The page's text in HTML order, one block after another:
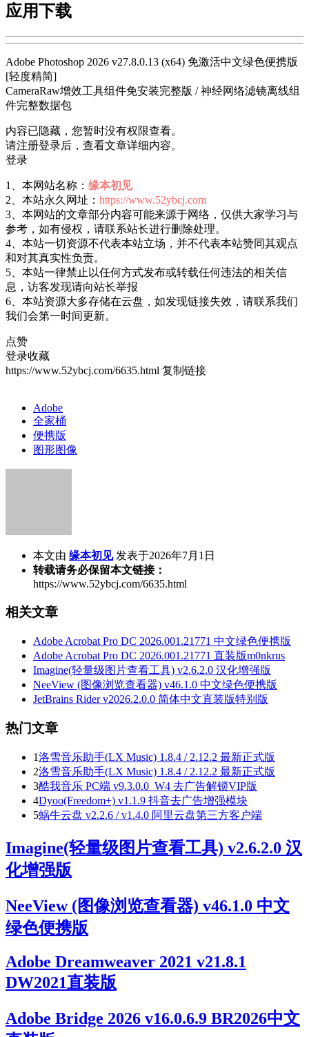
应用下载
Adobe Photoshop 2026 v27.8.0.13 (x64) 免激活中文绿色便携版
[轻度精简]
CameraRaw增效工具组件免安装完整版 / 神经网络滤镜离线组
件完整数据包
内容已隐藏，您暂时没有权限查看。
请注册登录后，查看文章详细内容。
登录
1、本网站名称： 缘本初见
2、本站永久网址： https://www.52ybcj.com
3、本网站的文章部分内容可能来源于网络，仅供大家学习与
参考，如有侵权，请联系站长进行删除处理。
4、本站一切资源不代表本站立场，并不代表本站赞同其观点
和对其真实性负责。
5、本站一律禁止以任何方式发布或转载任何违法的相关信
息，访客发现请向站长举报
6、本站资源大多存储在云盘，如发现链接失效，请联系我们
我们会第一时间更新。
点赞
登录收藏
https://www.52ybcj.com/6635.html 复制链接
Adobe
全家桶
便携版
图形图像
本文由 缘本初见 发表于2026年7月1日
转载请务必保留本文链接：
https://www.52ybcj.com/6635.html
相关文章
Adobe Acrobat Pro DC 2026.001.21771 中文绿色便携版
Adobe Acrobat Pro DC 2026.001.21771 直装版m0nkrus
Imagine(轻量级图片查看工具) v2.6.2.0 汉化增强版
NeeView (图像浏览查看器) v46.1.0 中文绿色便携版
JetBrains Rider v2026.2.0.0 简体中文直装版特别版
热门文章
1洛雪音乐助手(LX Music) 1.8.4 / 2.12.2 最新正式版
2洛雪音乐助手(LX Music) 1.8.4 / 2.12.2 最新正式版
3酷我音乐 PC端 v9.3.0.0_W4 去广告解锁VIP版
4Dyoo(Freedom+) v1.1.9 抖音去广告增强模块
5蜗牛云盘 v2.2.6 / v1.4.0 阿里云盘第三方客户端
Imagine(轻量级图片查看工具) v2.6.2.0 汉
化增强版
NeeView (图像浏览查看器) v46.1.0 中文
绿色便携版
Adobe Dreamweaver 2021 v21.8.1
DW2021直装版
Adobe Bridge 2026 v16.0.6.9 BR2026中文